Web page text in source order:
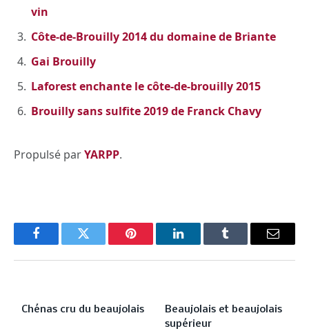
vin
Côte-de-Brouilly 2014 du domaine de Briante
Gai Brouilly
Laforest enchante le côte-de-brouilly 2015
Brouilly sans sulfite 2019 de Franck Chavy
Propulsé parYARPP.
FacebookTwitter Pinterest LinkedInTumblr Email
Chénas cru du beaujolais
Beaujolais et beaujolais
supérieur